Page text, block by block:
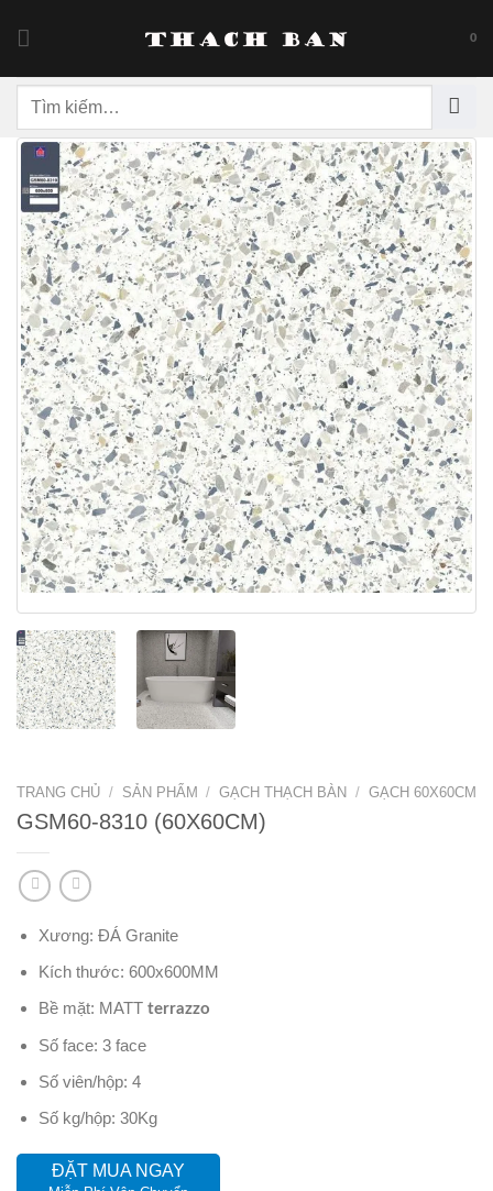
0
kiếm:
TRANG CHỦ / SẢN PHẨM / GẠCH THẠCH BÀN / GẠCH 60X60CM
GSM60-8310 (60X60CM)
Xương: ĐÁ Granite
Kích thước: 600x600MM
Bề mặt: MATT terrazzo
Số face: 3 face
Số viên/hộp: 4
Số kg/hộp: 30Kg
ĐẶT MUA NGAY